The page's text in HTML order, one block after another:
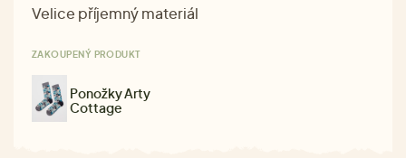
Velice příjemný materiál
ZAKOUPENÝ PRODUKT
Ponožky Arty
Cottage